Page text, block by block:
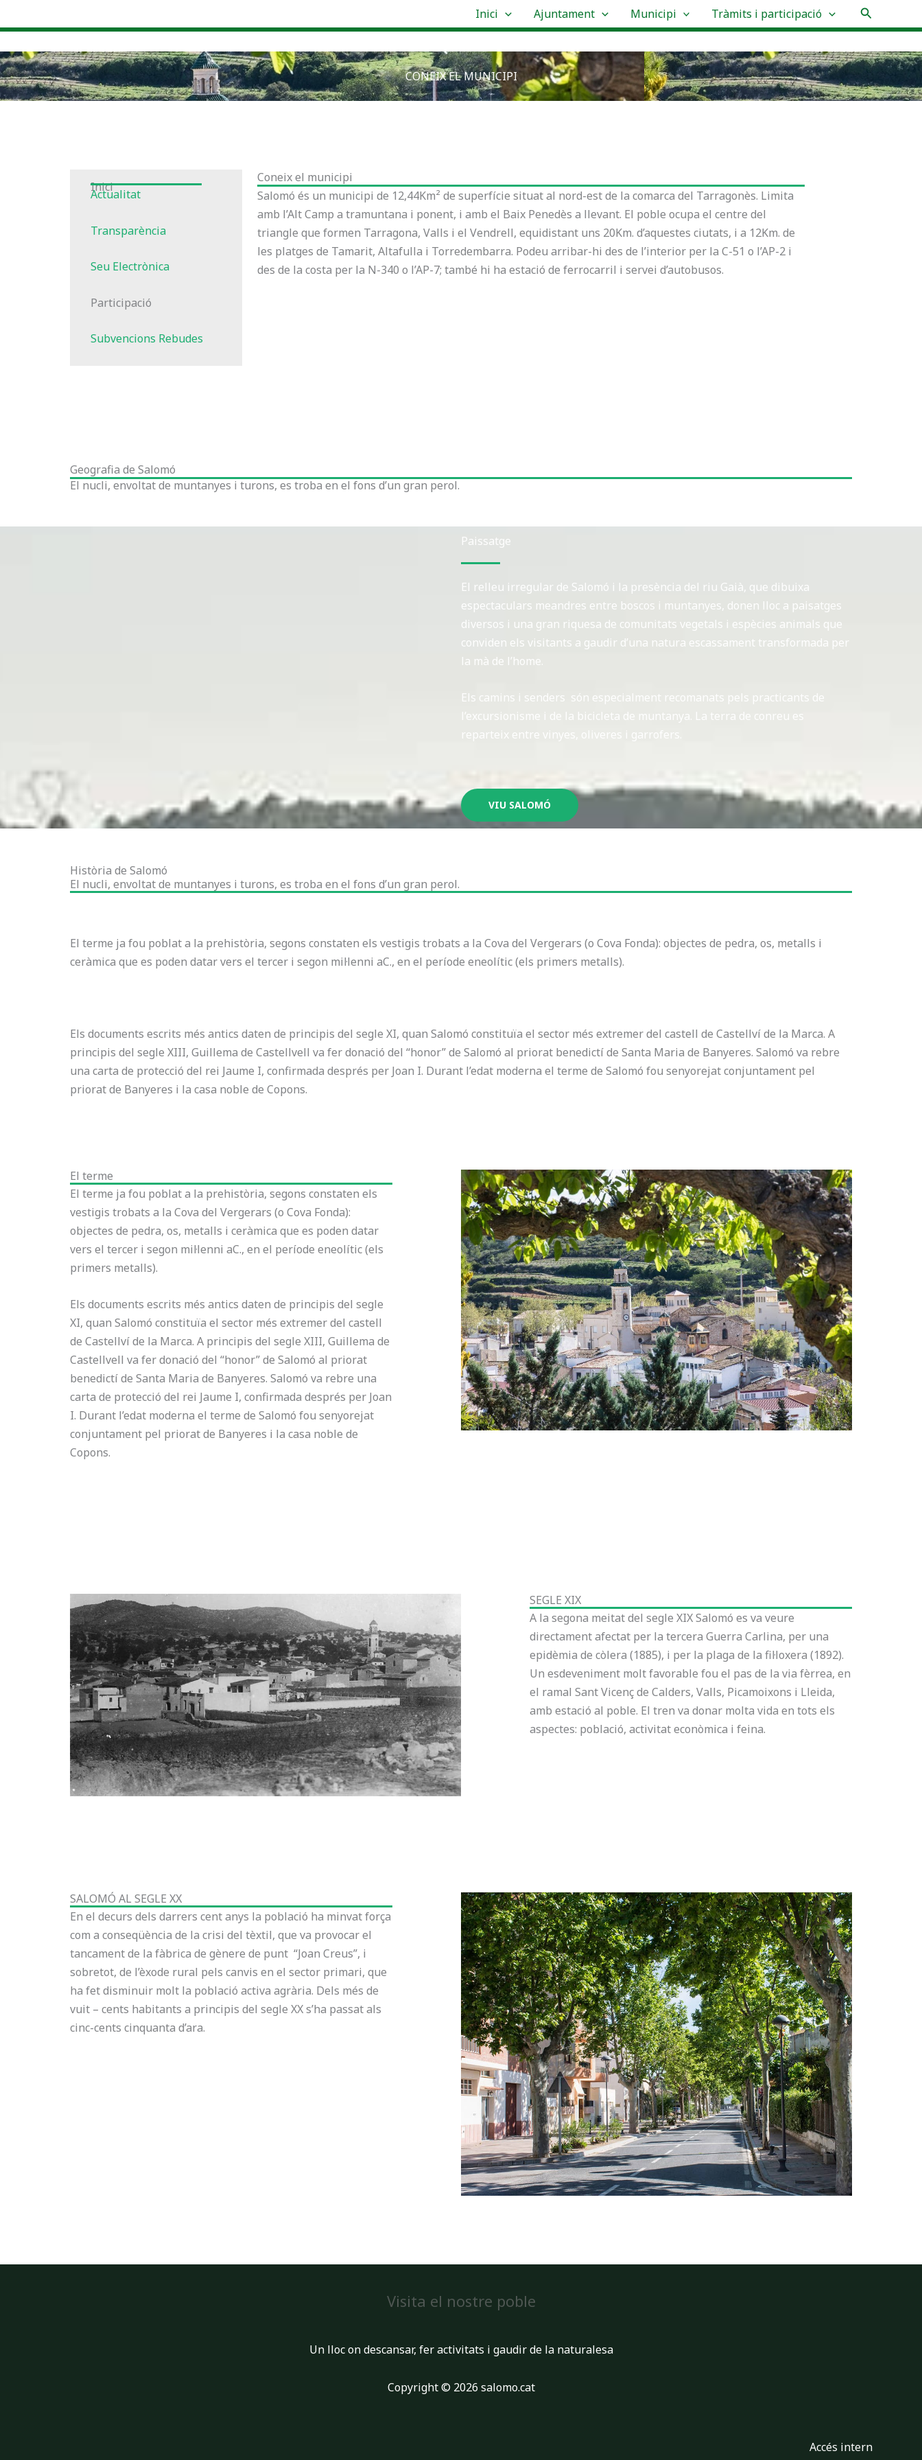
al
Inici Ajuntament Municipi Tràmits i participació Cerca
CONEIX EL MUNICIPI​
Inici
Actualitat
Transparència
Seu Electrònica
Participació
Subvencions Rebudes
Coneix el municipi
Salomó és un municipi de 12,44Km² de superfície situat al nord-est de la comarca del Tarragonès. Limita
amb l’Alt Camp a tramuntana i ponent, i amb el Baix Penedès a llevant. El poble ocupa el centre del
triangle que formen Tarragona, Valls i el Vendrell, equidistant uns 20Km. d’aquestes ciutats, i a 12Km. de
les platges de Tamarit, Altafulla i Torredembarra. Podeu arribar-hi des de l’interior per la C-51 o l’AP-2 i
des de la costa per la N-340 o l’AP-7; també hi ha estació de ferrocarril i servei d’autobusos.
Geografia de Salomó
El nucli, envoltat de muntanyes i turons, es troba en el fons d’un gran perol.
Paissatge
El relleu irregular de Salomó i la presència del riu Gaià, que dibuixa
espectaculars meandres entre boscos i muntanyes, donen lloc a paisatges
diversos i una gran riquesa de comunitats vegetals i espècies animals que
conviden els visitants a gaudir d’una natura escassament transformada per
la mà de l’home.
Els camins i senders són especialment recomanats pels practicants de
l’excursionisme i de la bicicleta de muntanya. La terra de conreu es
reparteix entre vinyes, oliveres i garrofers.
VIU SALOMÓ
Història de Salomó
El nucli, envoltat de muntanyes i turons, es troba en el fons d’un gran perol.
El terme ja fou poblat a la prehistòria, segons constaten els vestigis trobats a la Cova del Vergerars (o Cova Fonda): objectes de pedra, os, metalls i
ceràmica que es poden datar vers el tercer i segon mil·lenni aC., en el període eneolític (els primers metalls).
Els documents escrits més antics daten de principis del segle XI, quan Salomó constituïa el sector més extremer del castell de Castellví de la Marca. A
principis del segle XIII, Guillema de Castellvell va fer donació del “honor” de Salomó al priorat benedictí de Santa Maria de Banyeres. Salomó va rebre
una carta de protecció del rei Jaume I, confirmada després per Joan I. Durant l’edat moderna el terme de Salomó fou senyorejat conjuntament pel
priorat de Banyeres i la casa noble de Copons.
El terme
El terme ja fou poblat a la prehistòria, segons constaten els
vestigis trobats a la Cova del Vergerars (o Cova Fonda):
objectes de pedra, os, metalls i ceràmica que es poden datar
vers el tercer i segon mil·lenni aC., en el període eneolític (els
primers metalls).
Els documents escrits més antics daten de principis del segle
XI, quan Salomó constituïa el sector més extremer del castell
de Castellví de la Marca. A principis del segle XIII, Guillema de
Castellvell va fer donació del “honor” de Salomó al priorat
benedictí de Santa Maria de Banyeres. Salomó va rebre una
carta de protecció del rei Jaume I, confirmada després per Joan
I. Durant l’edat moderna el terme de Salomó fou senyorejat
conjuntament pel priorat de Banyeres i la casa noble de
Copons.
SEGLE XIX
A la segona meitat del segle XIX Salomó es va veure
directament afectat per la tercera Guerra Carlina, per una
epidèmia de còlera (1885), i per la plaga de la fil·loxera (1892).
Un esdeveniment molt favorable fou el pas de la via fèrrea, en
el ramal Sant Vicenç de Calders, Valls, Picamoixons i Lleida,
amb estació al poble. El tren va donar molta vida en tots els
aspectes: població, activitat econòmica i feina.
SALOMÓ AL SEGLE XX
En el decurs dels darrers cent anys la població ha minvat força
com a conseqüència de la crisi del tèxtil, que va provocar el
tancament de la fàbrica de gènere de punt “Joan Creus”, i
sobretot, de l’èxode rural pels canvis en el sector primari, que
ha fet disminuir molt la població activa agrària. Dels més de
vuit – cents habitants a principis del segle XX s’ha passat als
cinc-cents cinquanta d’ara.
Visita el nostre poble
Un lloc on descansar, fer activitats i gaudir de la naturalesa
Copyright © 2026 salomo.cat
Accés intern